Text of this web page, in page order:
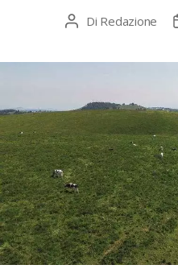
Autore
Di Redazione